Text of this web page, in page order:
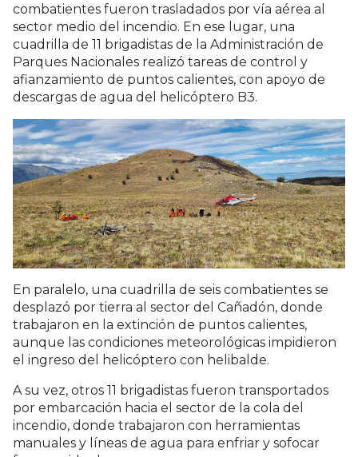
combatientes fueron trasladados por vía aérea al
sector medio del incendio. En ese lugar, una
cuadrilla de 11 brigadistas de la Administración de
Parques Nacionales realizó tareas de control y
afianzamiento de puntos calientes, con apoyo de
descargas de agua del helicóptero B3.
En paralelo, una cuadrilla de seis combatientes se
desplazó por tierra al sector del Cañadón, donde
trabajaron en la extinción de puntos calientes,
aunque las condiciones meteorológicas impidieron
el ingreso del helicóptero con helibalde.
A su vez, otros 11 brigadistas fueron transportados
por embarcación hacia el sector de la cola del
incendio, donde trabajaron con herramientas
manuales y líneas de agua para enfriar y sofocar